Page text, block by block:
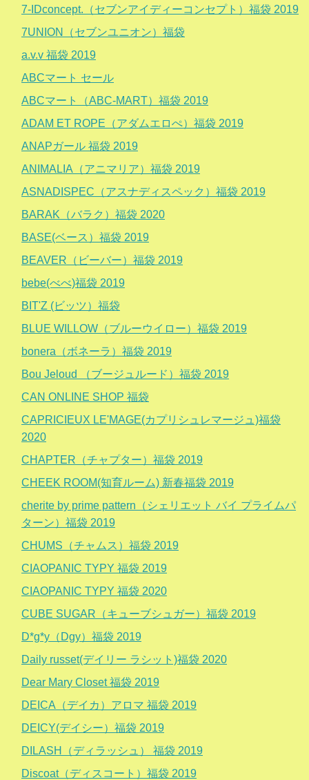
7-IDconcept.（セブンアイディーコンセプト）福袋 2019
7UNION（セブンユニオン）福袋
a.v.v 福袋 2019
ABCマート セール
ABCマート（ABC-MART）福袋 2019
ADAM ET ROPE（アダムエロぺ）福袋 2019
ANAPガール 福袋 2019
ANIMALIA（アニマリア）福袋 2019
ASNADISPEC（アスナディスペック）福袋 2019
BARAK（バラク）福袋 2020
BASE(ベース）福袋 2019
BEAVER（ビーバー）福袋 2019
bebe(べべ)福袋 2019
BIT'Z (ビッツ）福袋
BLUE WILLOW（ブルーウイロー）福袋 2019
bonera（ボネーラ）福袋 2019
Bou Jeloud （ブージュルード）福袋 2019
CAN ONLINE SHOP 福袋
CAPRICIEUX LE'MAGE(カプリシュレマージュ)福袋
2020
CHAPTER（チャプター）福袋 2019
CHEEK ROOM(知育ルーム) 新春福袋 2019
cherite by prime pattern（シェリエット バイ プライムパ
ターン）福袋 2019
CHUMS（チャムス）福袋 2019
CIAOPANIC TYPY 福袋 2019
CIAOPANIC TYPY 福袋 2020
CUBE SUGAR（キューブシュガー）福袋 2019
D*g*y（Dgy）福袋 2019
Daily russet(デイリー ラシット)福袋 2020
Dear Mary Closet 福袋 2019
DEICA（デイカ）アロマ 福袋 2019
DEICY(デイシー）福袋 2019
DILASH（ディラッシュ） 福袋 2019
Discoat（ディスコート）福袋 2019